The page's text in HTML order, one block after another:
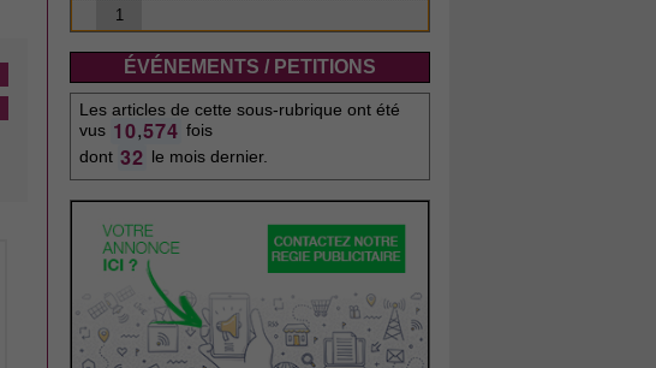
1
ÉVÉNEMENTS / PETITIONS
Les articles de cette sous-rubrique ont été
vus 10,574 fois
dont 32 le mois dernier.